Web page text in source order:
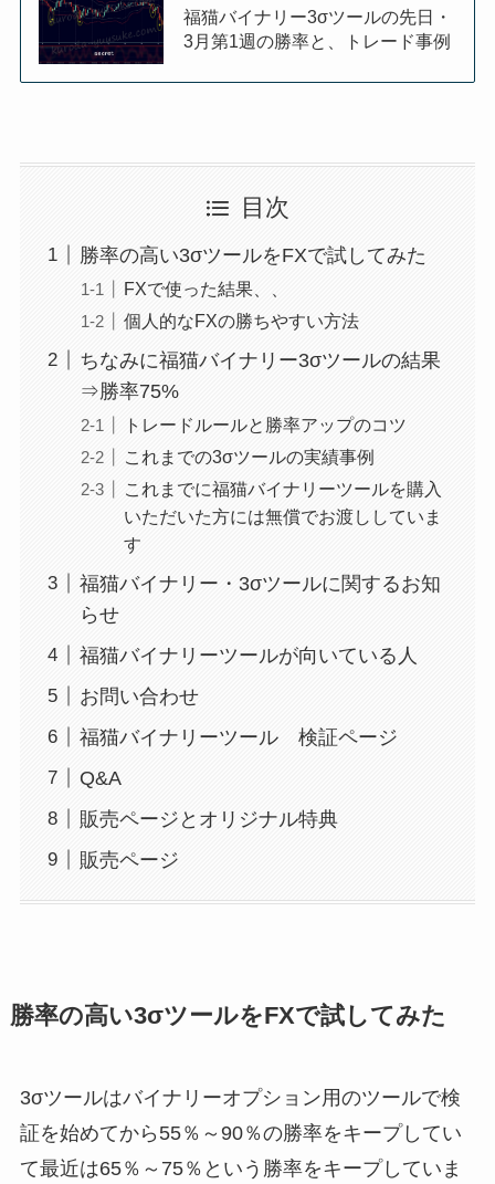
福猫バイナリー3σツールの先日・
3月第1週の勝率と、トレード事例
目次
勝率の高い3σツールをFXで試してみた
FXで使った結果、、
個人的なFXの勝ちやすい方法
ちなみに福猫バイナリー3σツールの結果
⇒勝率75%
トレードルールと勝率アップのコツ
これまでの3σツールの実績事例
これまでに福猫バイナリーツールを購入
いただいた方には無償でお渡ししていま
す
福猫バイナリー・3σツールに関するお知
らせ
福猫バイナリーツールが向いている人
お問い合わせ
福猫バイナリーツール 検証ページ
Q&A
販売ページとオリジナル特典
販売ページ
勝率の高い3σツールをFXで試してみた
3σツールはバイナリーオプション用のツールで検
証を始めてから55％～90％の勝率をキープしてい
て最近は65％～75％という勝率をキープしていま